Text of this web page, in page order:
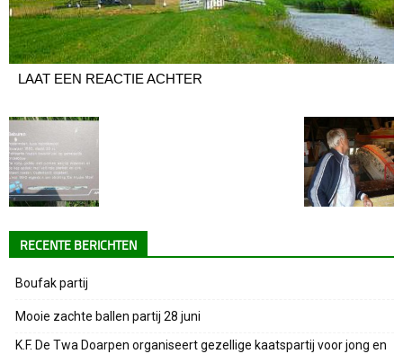
LAAT EEN REACTIE ACHTER
RECENTE BERICHTEN
Boufak partij
Mooie zachte ballen partij 28 juni
K.F. De Twa Doarpen organiseert gezellige kaatspartij voor jong en